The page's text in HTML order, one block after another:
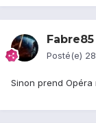
Fabre85
Posté(e)
Sinon prend Opéra